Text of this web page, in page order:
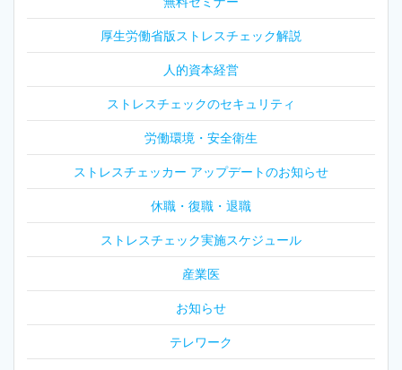
厚生労働省版ストレスチェック解説
人的資本経営
ストレスチェックのセキュリティ
労働環境・安全衛生
ストレスチェッカー アップデートのお知らせ
休職・復職・退職
ストレスチェック実施スケジュール
産業医
お知らせ
テレワーク